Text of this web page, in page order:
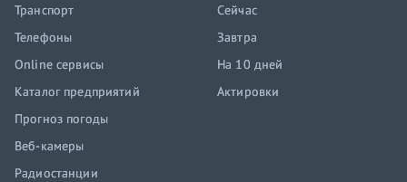
Транспорт
Телефоны
Online сервисы
Каталог предприятий
Прогноз погоды
Веб-камеры
Радиостанции
Сейчас
Завтра
На 10 дней
Актировки